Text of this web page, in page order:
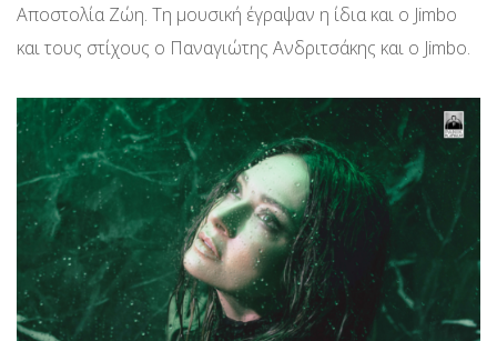
Αποστολία Ζώη. Τη μουσική έγραψαν η ίδια και ο Jimbo
και τους στίχους ο Παναγιώτης Ανδριτσάκης και ο Jimbo.